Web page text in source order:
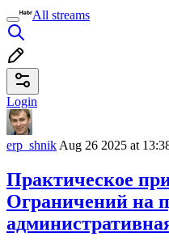
All streams
Login
erp_shnik Aug 26 2025 at
Практическое
Ограничений на